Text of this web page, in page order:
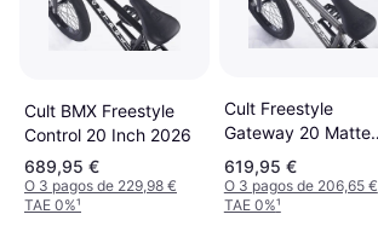
Cult BMX Freestyle
Control 20 Inch 2026
689,95 €
O 3 pagos de 229,98 €
TAE 0%¹
Cult Freestyle
Gateway 20 Matte
Raw
619,95 €
O 3 pagos de 206,65 €
TAE 0%¹